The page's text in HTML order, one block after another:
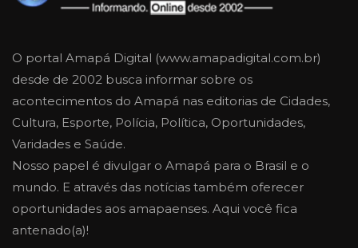
O portal Amapá Digital (www.amapadigital.com.br)
desde de 2002 busca informar sobre os
acontecimentos do Amapá nas editorias de Cidades,
Cultura, Esporte, Polícia, Política, Oportunidades,
Varidades e Saúde.
Nosso papel é divulgar o Amapá para o Brasil e o
mundo. E através das notícias também oferecer
oportunidades aos amapaenses. Aqui você fica
antenado(a)!